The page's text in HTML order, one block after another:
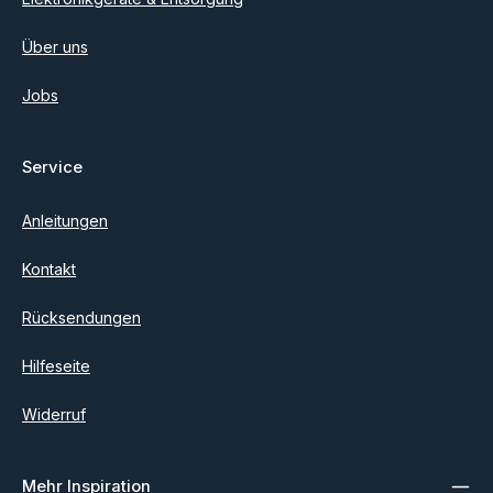
Über uns
Jobs
Service
Anleitungen
Kontakt
Rücksendungen
Hilfeseite
Widerruf
Mehr Inspiration